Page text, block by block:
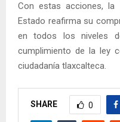
Con estas acciones, la
Estado reafirma su
en todos los niveles
cumplimiento de la ley
ciudadanía tlaxcalteca.
SHARE 0